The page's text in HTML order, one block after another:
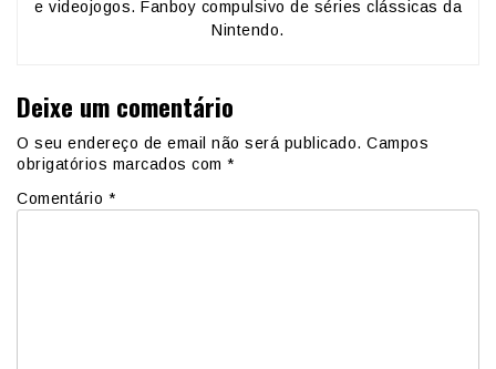
e videojogos. Fanboy compulsivo de séries clássicas da
Nintendo.
Deixe um comentário
O seu endereço de email não será publicado. Campos
obrigatórios marcados com *
Comentário *